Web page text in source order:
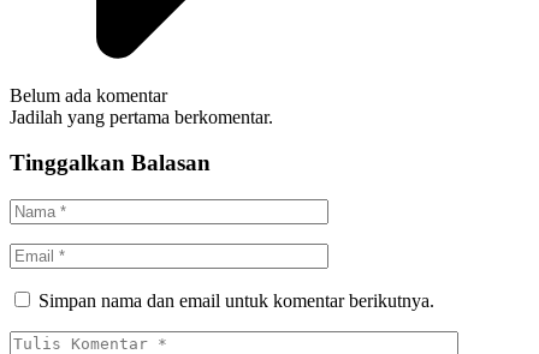
Belum ada komentar
Jadilah yang pertama berkomentar.
Tinggalkan Balasan
Simpan nama dan email untuk komentar berikutnya.